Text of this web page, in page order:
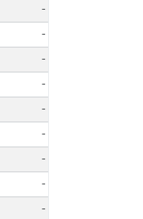
-
-
-
-
-
-
-
-
-